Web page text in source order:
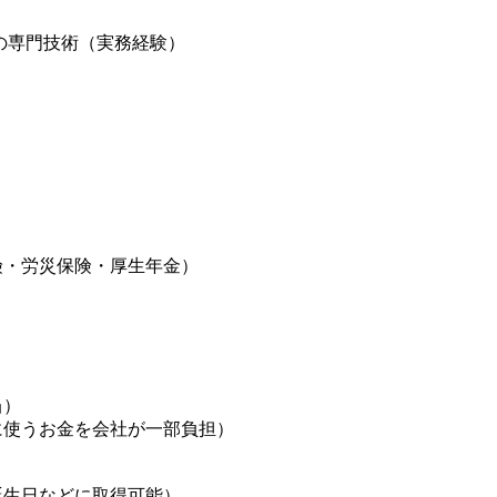
門技術（実務経験）
労災保険・厚生年金）
うお金を会社が一部負担）